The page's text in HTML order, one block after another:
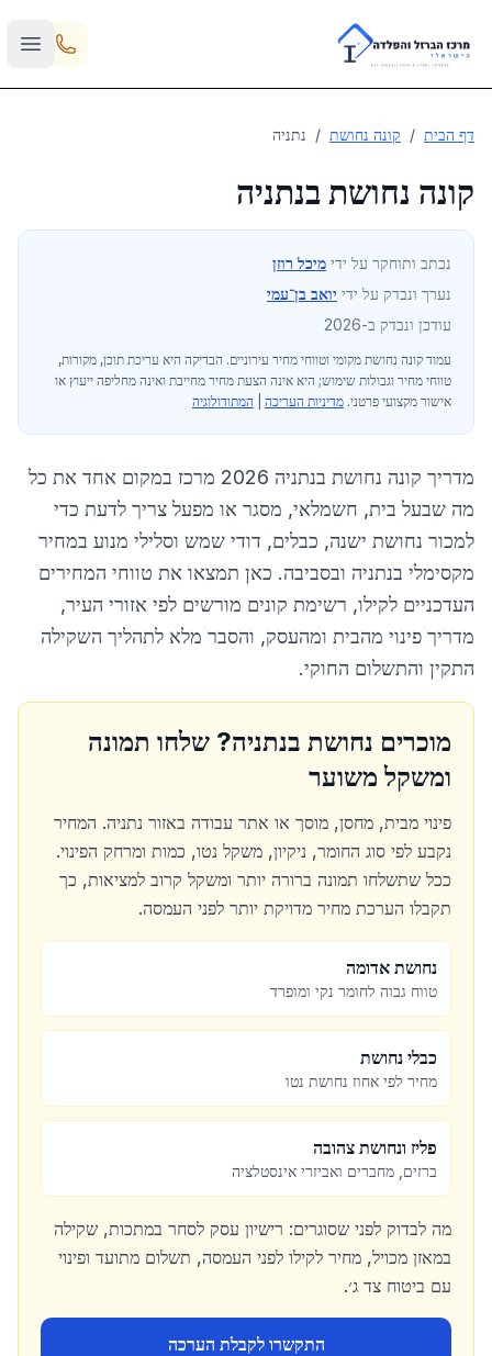
Skip to main content
דף הבית / קונה נחושת / נתניה
קונה נחושת בנתניה
נכתב ותוחקר על ידי מיכל רוזן
נערך ונבדק על ידי יואב בן־עמי
עודכן ונבדק ב-2026
עמוד קונה נחושת מקומי וטווחי מחיר עירוניים. הבדיקה היא עריכת תוכן, מקורות,
טווחי מחיר וגבולות שימוש; היא אינה הצעת מחיר מחייבת ואינה מחליפה ייעוץ או
אישור מקצועי פרטני. מדיניות העריכה המתודולוגיה
מדריך קונה נחושת בנתניה
2026 מרכז במקום אחד את כל
מה שבעל בית, חשמלאי, מסגר או מפעל צריך לדעת כדי
למכור נחושת ישנה, כבלים, דודי שמש וסלילי מנוע במחיר
מקסימלי בנתניה ובסביבה. כאן תמצאו את טווחי המחירים
העדכניים לקילו, רשימת קונים מורשים לפי אזורי העיר,
מדריך פינוי מהבית ומהעסק, והסבר מלא לתהליך השקילה
התקין והתשלום החוקי.
מוכרים נחושת בנתניה? שלחו תמונה
ומשקל משוער
פינוי מבית, מחסן, מוסך או אתר עבודה באזור נתניה. המחיר
נקבע לפי סוג החומר, ניקיון, משקל נטו, כמות ומרחק הפינוי.
ככל שתשלחו תמונה ברורה יותר ומשקל קרוב למציאות, כך
תקבלו הערכת מחיר מדויקת יותר לפני העמסה.
נחושת אדומה
טווח גבוה לחומר נקי ומופרד
כבלי נחושת
מחיר לפי אחוז נחושת נטו
פליז ונחושת צהובה
ברזים, מחברים ואביזרי אינסטלציה
מה לבדוק לפני שסוגרים: רישיון עסק לסחר במתכות, שקילה
במאזן מכויל, מחיר לקילו לפני העמסה, תשלום מתועד ופינוי
עם ביטוח צד ג׳.
התקשרו לקבלת הערכה